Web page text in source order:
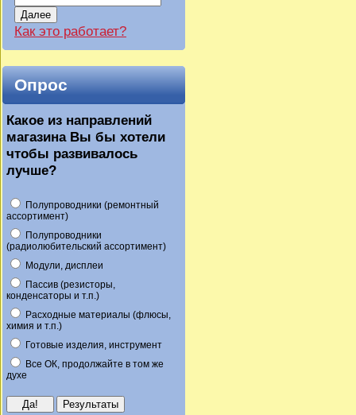
Далее
Как это работает?
Опрос
Какое из направлений
магазина Вы бы хотели
чтобы развивалось
лучше?
Полупроводники (ремонтный
ассортимент)
Полупроводники
(радиолюбительский ассортимент)
Модули, дисплеи
Пассив (резисторы,
конденсаторы и т.п.)
Расходные материалы (флюсы,
химия и т.п.)
Готовые изделия, инструмент
Все ОК, продолжайте в том же
духе